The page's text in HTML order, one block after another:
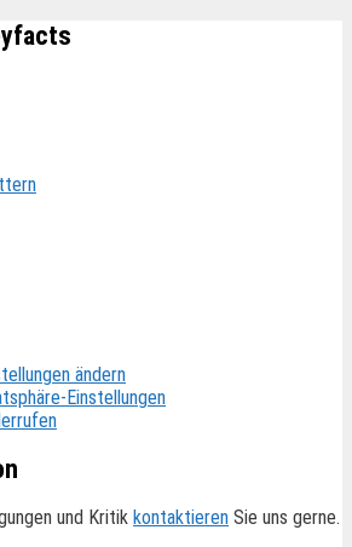
ändern
Einstellungen
und Kritik kontaktieren Sie uns gerne.